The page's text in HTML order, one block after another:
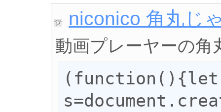
niconico 角丸じ
動画プレーヤーの角
(function(){let